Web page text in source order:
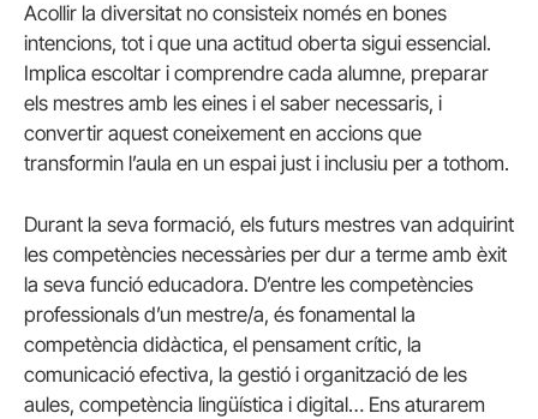
Acollir la diversitat no consisteix només en bones
intencions, tot i que una actitud oberta sigui essencial.
Implica escoltar i comprendre cada alumne, preparar
els mestres amb les eines i el saber necessaris, i
convertir aquest coneixement en accions que
transformin l’aula en un espai just i inclusiu per a tothom.
Durant la seva formació, els futurs mestres van adquirint
les competències necessàries per dur a terme amb èxit
la seva funció educadora. D’entre les competències
professionals d’un mestre/a, és fonamental la
competència didàctica, el pensament crític, la
comunicació efectiva, la gestió i organització de les
aules, competència lingüística i digital… Ens aturarem